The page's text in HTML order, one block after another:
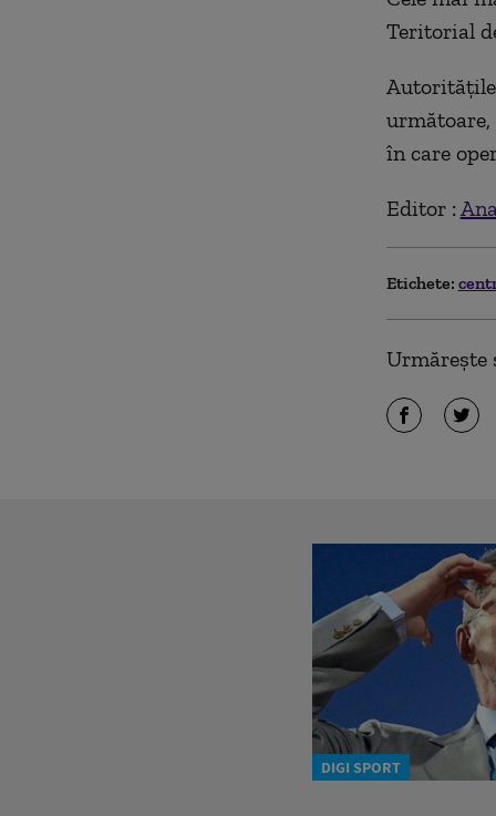
Teritorial
în care
Editor :
Etichete:
Urmărește
DIGI SPORT